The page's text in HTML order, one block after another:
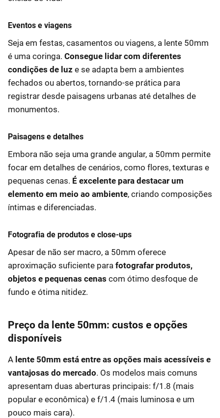
Eventos e viagens
Seja em festas, casamentos ou viagens, a lente 50mm
é uma coringa. Consegue lidar com diferentes
condições de luz e se adapta bem a ambientes
fechados ou abertos, tornando-se prática para
registrar desde paisagens urbanas até detalhes de
monumentos.
Paisagens e detalhes
Embora não seja uma grande angular, a 50mm permite
focar em detalhes de cenários, como flores, texturas e
pequenas cenas. É excelente para destacar um
elemento em meio ao ambiente, criando composições
íntimas e diferenciadas.
Fotografia de produtos e close-ups
Apesar de não ser macro, a 50mm oferece
aproximação suficiente para fotografar produtos,
objetos e pequenas cenas com ótimo desfoque de
fundo e ótima nitidez.
Preço da lente 50mm: custos e opções
disponíveis
A lente 50mm está entre as opções mais acessíveis e
vantajosas do mercado. Os modelos mais comuns
apresentam duas aberturas principais: f/1.8 (mais
popular e econômica) e f/1.4 (mais luminosa e um
pouco mais cara).